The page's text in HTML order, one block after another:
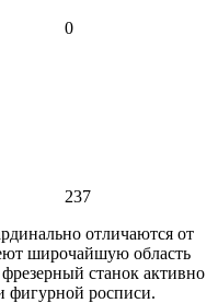
0
237
отличаются от
широчайшую область
станок активно
фигурной росписи.